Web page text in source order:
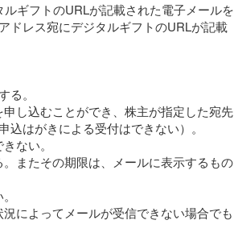
ギフトのURLが記載された電子メールを
ドレス宛にデジタルギフトのURLが記載
。
し込むことができ、株主が指定した宛先
はがきによる受付はできない）。
ない。
またその期限は、メールに表示するもの
によってメールが受信できない場合でも